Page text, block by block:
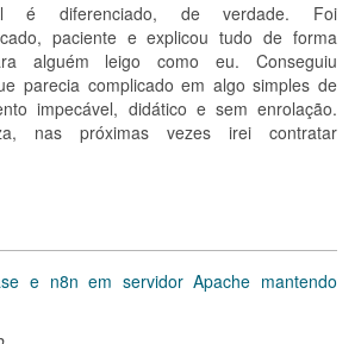
é diferenciado, de verdade. Foi
paciente e explicou tudo de forma
alguém leigo como eu. Conseguiu
parecia complicado em algo simples de
impecável, didático e sem enrolação.
nas próximas vezes irei contratar
e n8n em servidor Apache mantendo